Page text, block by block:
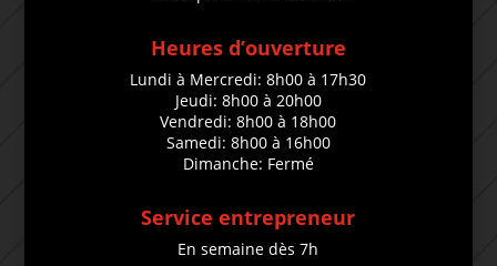
Heures d’ouverture
Lundi à Mercredi: 8h00 à 17h30
Jeudi: 8h00 à 20h00
Vendredi: 8h00 à 18h00
Samedi: 8h00 à 16h00
Dimanche: Fermé
Service entrepreneur
En semaine dès 7h